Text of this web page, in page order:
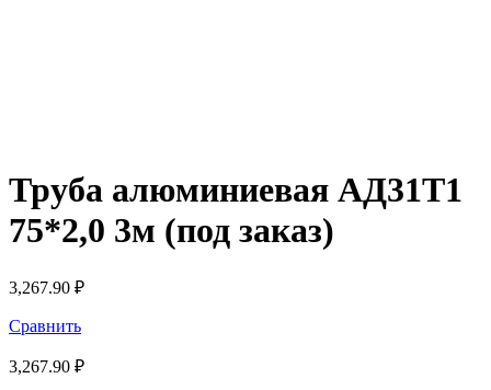
Труба алюминиевая АД31Т1
75*2,0 3м (под заказ)
3,267.90 ₽
Сравнить
3,267.90 ₽